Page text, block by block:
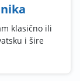
klasično ili
i šire